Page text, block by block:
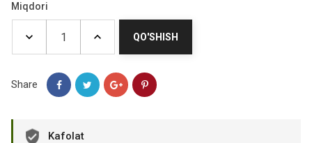
Miqdori
QO'SHISH
Share
Kafolat